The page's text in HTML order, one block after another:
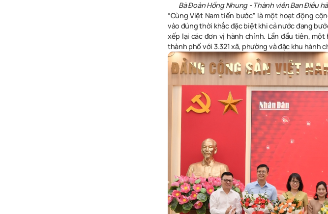
Bà Đoàn Hồng Nhung - Thành viên Ban Điều
“Cùng Việt Nam tiến bước” là một hoạt động
vào đúng thời khắc đặc biệt khi cả nước đang
xếp lại các đơn vị hành chính. Lần đầu tiên,
thành phố với 3.321 xã, phường và đặc khu hành